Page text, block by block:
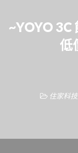
~YOYO 3C
低
住家科